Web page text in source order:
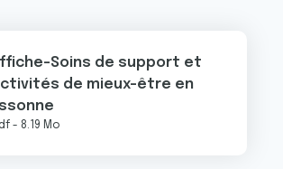
Soins de support et
de mieux-être en
- 8.19 Mo